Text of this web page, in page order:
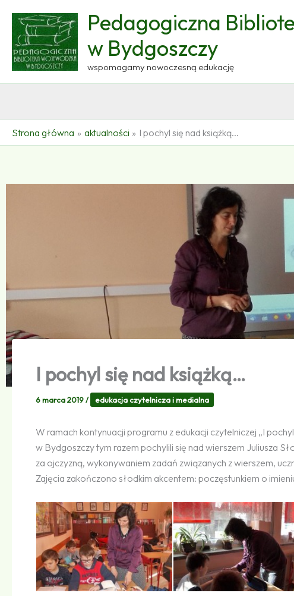
treści
Pedagogiczna
w Bydgoszczy
wspomagamy nowoczesną edukację
Strona główna aktualności I pochyl się nad książką...
I pochyl się nad książką…
6 marca 2019/ edukacja czytelnicza i medialna
W ramach kontynuacji programu z edukacji czytelniczej „I
w Bydgoszczy tym razem pochylili się nad wierszem Juliusza
za ojczyzną, wykonywaniem zadań związanych z wierszem,
Zajęcia zakończono słodkim akcentem: poczęstunkiem o